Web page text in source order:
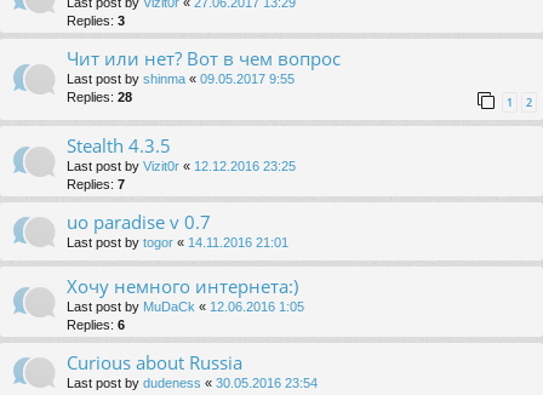
Replies: 3
Чит или нет? Вот в чем вопрос
Last post by shinma « 09.05.2017 9:55
Replies: 28 1 2
Stealth 4.3.5
Last post by Vizit0r « 12.12.2016 23:25
Replies: 7
uo paradise v 0.7
Last post by togor « 14.11.2016 21:01
Хочу немного интернета:)
Last post by MuDaCk « 12.06.2016 1:05
Replies: 6
Curious about Russia
Last post by dudeness « 30.05.2016 23:54